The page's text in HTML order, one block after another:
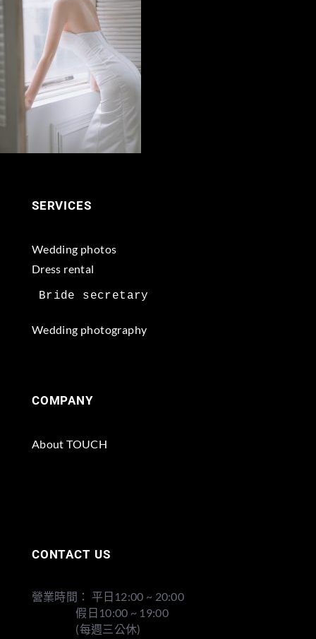
SERVICES
Wedding photos
Dress rental
Wedding photography
COMPANY
About TOUCH
CONTACT US
營業時間： 平日12:00 ~ 20:00
假日10:00 ~ 19:00
(每週三公休)